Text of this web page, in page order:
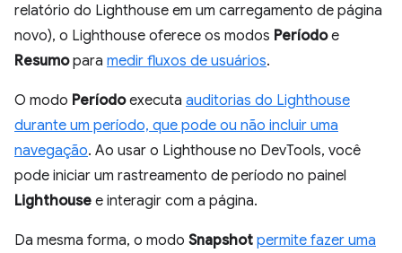
relatório do Lighthouse em um carregamento de página
novo), o Lighthouse oferece os modos Períodoe
Resumopara medir fluxos de usuários.
O modo Períodoexecuta auditorias do Lighthouse
durante um período, que pode ou não incluir uma
navegação. Ao usar o Lighthouse no DevTools, você
pode iniciar um rastreamento de período no painel
Lighthouse e interagir com a página.
Da mesma forma, o modo Snapshot permite fazer uma